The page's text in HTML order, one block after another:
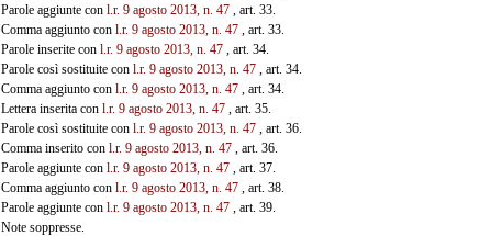
Parole aggiunte con l.r. 9 agosto 2013, n. 47, art. 33.
Comma aggiunto con l.r. 9 agosto 2013, n. 47, art. 33.
Parole inserite con l.r. 9 agosto 2013, n. 47, art. 34.
Parole così sostituite con l.r. 9 agosto 2013, n. 47, art. 34.
Comma aggiunto con l.r. 9 agosto 2013, n. 47, art. 34.
Lettera inserita con l.r. 9 agosto 2013, n. 47, art. 35.
Parole così sostituite con l.r. 9 agosto 2013, n. 47, art. 36.
Comma inserito con l.r. 9 agosto 2013, n. 47, art. 36.
Parole aggiunte con l.r. 9 agosto 2013, n. 47, art. 37.
Comma aggiunto con l.r. 9 agosto 2013, n. 47, art. 38.
Parole aggiunte con l.r. 9 agosto 2013, n. 47, art. 39.
Note soppresse.